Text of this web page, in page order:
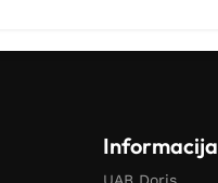
Informacija